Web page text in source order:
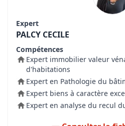
Expert
PALCY CECILE
Compétences
Expert immobilier valeur
d'habitations
Expert en Pathologie du
Expert biens à caractère
Expert en analyse du recul